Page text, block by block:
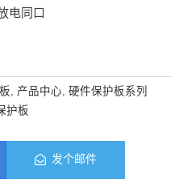
电同口
, 产品中心, 硬件保护板系列
护板
发个邮件